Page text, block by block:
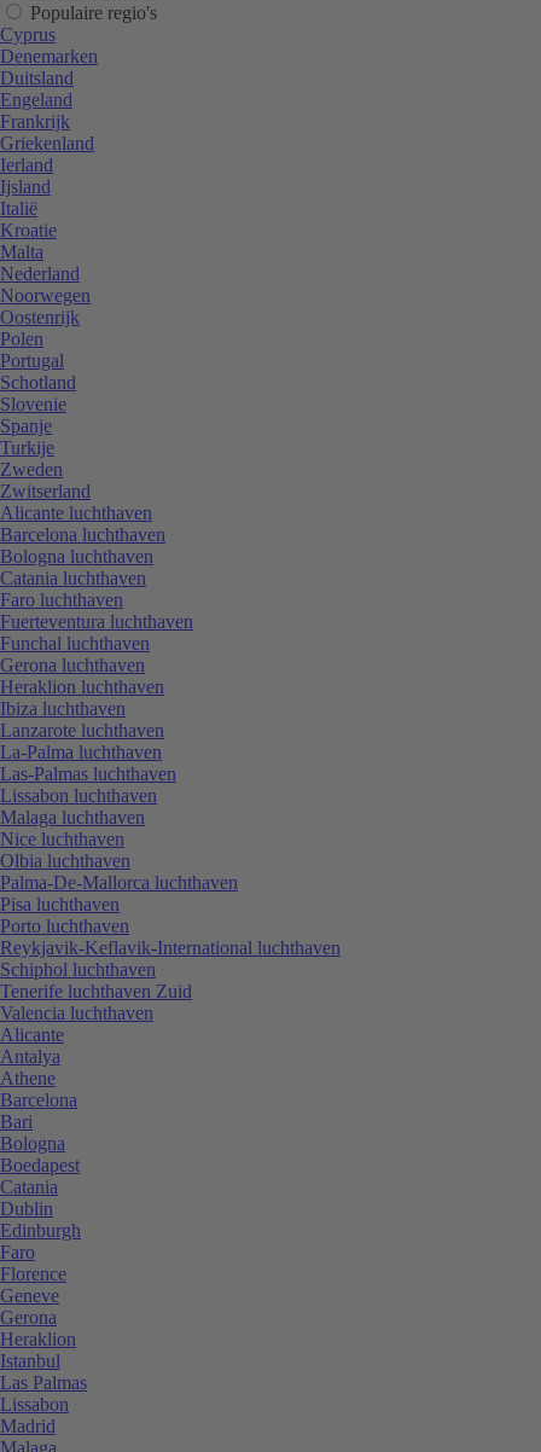
Populaire regio's
Cyprus
Denemarken
Duitsland
Engeland
Frankrijk
Griekenland
Ierland
Ijsland
Italië
Kroatie
Malta
Nederland
Noorwegen
Oostenrijk
Polen
Portugal
Schotland
Slovenie
Spanje
Turkije
Zweden
Zwitserland
Alicante luchthaven
Barcelona luchthaven
Bologna luchthaven
Catania luchthaven
Faro luchthaven
Fuerteventura luchthaven
Funchal luchthaven
Gerona luchthaven
Heraklion luchthaven
Ibiza luchthaven
Lanzarote luchthaven
La-Palma luchthaven
Las-Palmas luchthaven
Lissabon luchthaven
Malaga luchthaven
Nice luchthaven
Olbia luchthaven
Palma-De-Mallorca luchthaven
Pisa luchthaven
Porto luchthaven
Reykjavik-Keflavik-International luchthaven
Schiphol luchthaven
Tenerife luchthaven Zuid
Valencia luchthaven
Alicante
Antalya
Athene
Barcelona
Bari
Bologna
Boedapest
Catania
Dublin
Edinburgh
Faro
Florence
Geneve
Gerona
Heraklion
Istanbul
Las Palmas
Lissabon
Madrid
Malaga